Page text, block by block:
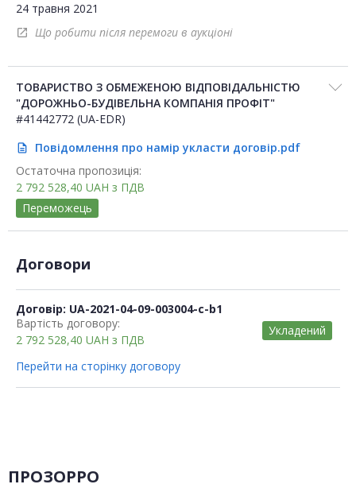
24 травня 2021
open_in_new Що робити після перемоги в аукціоні
ТОВАРИСТВО З ОБМЕЖЕНОЮ ВІДПОВІДАЛЬНІСТЮ
"ДОРОЖНЬО-БУДІВЕЛЬНА КОМПАНІЯ ПРОФІТ"
#41442772 (UA-EDR)
description
Повідомлення про намір укласти договір.pdf
Остаточна пропозиція:
2 792 528,40 UAH з ПДВ
Переможець
Договори
Договір: UA-2021-04-09-003004-c-b1
Вартість договору:
2 792 528,40 UAH з ПДВ
Укладений
Перейти на сторінку договору
ПРОЗОРРО